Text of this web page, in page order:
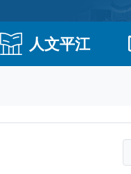
人文平江